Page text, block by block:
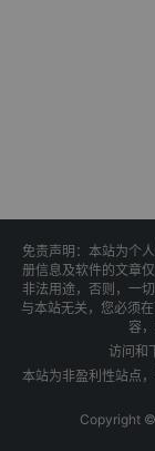
免责声明：本站为个
册信息及软件的文章
非法用途，否则，一
与本站无关，您必须
容
访问和
本站为非盈利性站点
Copyright